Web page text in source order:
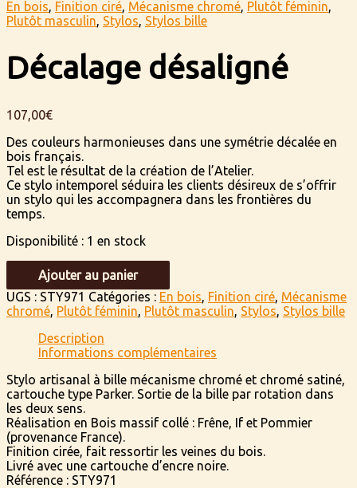
En bois, Finition ciré, Mécanisme chromé, Plutôt féminin,
Plutôt masculin, Stylos, Stylos bille
Décalage désaligné
107,00€
Des couleurs harmonieuses dans une symétrie décalée en
bois français.
Tel est le résultat de la création de l’Atelier.
Ce stylo intemporel séduira les clients désireux de s’offrir
un stylo qui les accompagnera dans les frontières du
temps.
Disponibilité : 1 en stock
quantité
Décalage
désaligné
Ajouter au panier
UGS : STY971 Catégories : En bois Finition ciré Mécanisme
chromé Plutôt féminin Plutôt masculin Stylos Stylos bille
Description
Informations complémentaires
Stylo artisanal à bille mécanisme chromé et chromé satiné,
cartouche type Parker. Sortie de la bille par rotation dans
les deux sens.
Réalisation en Bois massif collé : Frêne, If et Pommier
(provenance France).
Finition cirée, fait ressortir les veines du bois.
Livré avec une cartouche d’encre noire.
Référence : STY971